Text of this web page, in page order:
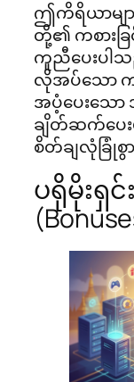
ဤကိရိယာမျာ
တို့၏ ကစားခ
ကူညီပေးပ
လိုအပ်သော က
အပံ့ပေးသော
ချိတ်ဆက်ပေ
စိတ်ချလုံခြုံစွ
ပရိုမိုးရှင်